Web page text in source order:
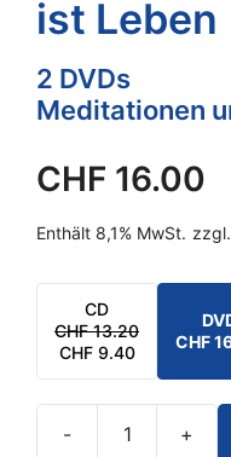
ist Leben
2 DVDs
Meditationen
CHF 16.00
Enthält 8,1% MwSt. zzgl.
CD
CHF13.20
PREIS
WAR:
CHF 13.20
CHF9.40
AKTUELLER
PREIS
IST:
CHF 9.40.
CHF
- +